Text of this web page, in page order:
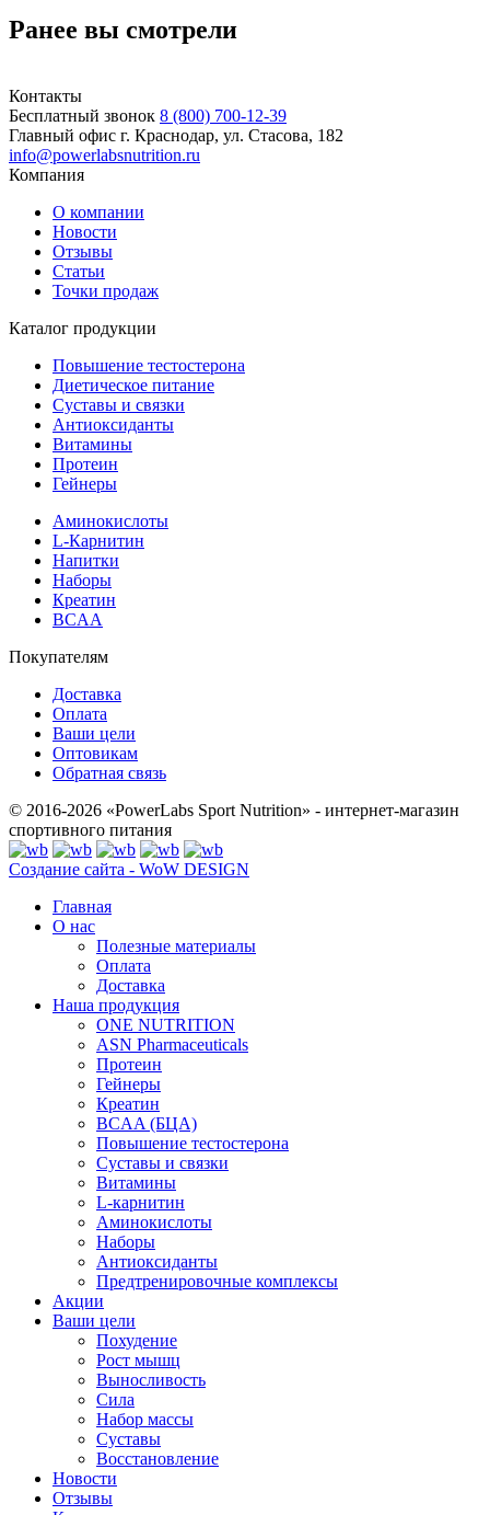
Ранее вы смотрели
Контакты
Бесплатный звонок 8 (800) 700-12-39
Главный офис г. Краснодар, ул. Стасова, 182
info@powerlabsnutrition.ru
Компания
О компании
Новости
Отзывы
Статьи
Точки продаж
Каталог продукции
Повышение тестостерона
Диетическое питание
Суставы и связки
Антиоксиданты
Витамины
Протеин
Гейнеры
Аминокислоты
L-Карнитин
Напитки
Наборы
Креатин
BCAA
Покупателям
Доставка
Оплата
Ваши цели
Оптовикам
Обратная связь
© 2016-2026 «PowerLabs Sport Nutrition» - интернет-магазин
спортивного питания
Создание сайта - WoW DESIGN
Главная
О нас
Полезные материалы
Оплата
Доставка
Наша продукция
ONE NUTRITION
ASN Pharmaceuticals
Протеин
Гейнеры
Креатин
BCAA (БЦА)
Повышение тестостерона
Суставы и связки
Витамины
L-карнитин
Аминокислоты
Наборы
Антиоксиданты
Предтренировочные комплексы
Акции
Ваши цели
Похудение
Рост мышц
Выносливость
Сила
Набор массы
Суставы
Восстановление
Новости
Отзывы